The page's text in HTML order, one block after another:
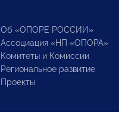
Об «ОПОРЕ РОССИИ»
Ассоциация «НП «ОПОРА»
Комитеты и Комиссии
Региональное развитие
Проекты